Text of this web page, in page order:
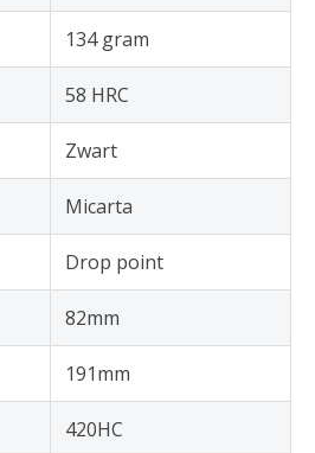
134 gram
58 HRC
Zwart
Micarta
Drop point
82mm
191mm
420HC